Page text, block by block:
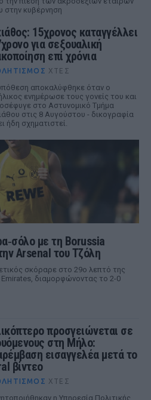
στην κυβέρνηση
15χρονος καταγγέλλει
για σεξουαλική
επί χρόνια
ΧΤΕΣ
αποκαλύφθηκε όταν ο
ενημέρωσε τους γονείς του και
στο Αστυνομικό Τμήμα
στις 8 Αυγούστου - δικογραφία
ήδη σχηματιστεί.
με τη Borussia
Arsenal του Τζόλη
σκόραρε στο 29ο λεπτό της
διαμορφώνοντας το 2-0
προσγειώνεται σε
στη Μήλο:
εισαγγελέα μετά το
βίντεο
ΧΤΕΣ
η Υπηρεσία Πολιτικής